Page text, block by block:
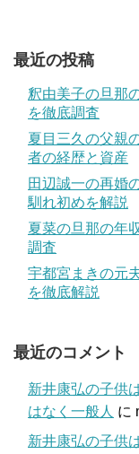
最近の投稿
釈由美子の旦那
を徹底調査
夏目三久の父親
者の経歴と資産
田辺誠一の再婚
馴れ初めを解説
夏菜の旦那の年
調査
宇都宮まきの元
を徹底解説
最近のコメント
新井康弘の子供
はなく一般人 に
新井康弘の子供